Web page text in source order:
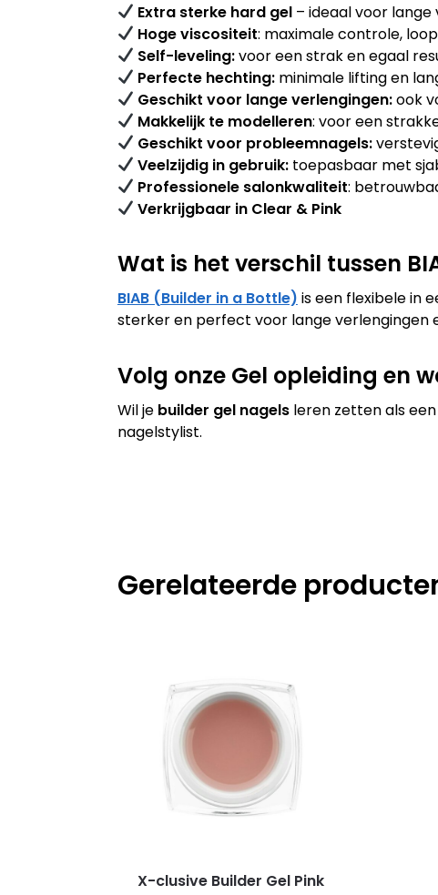
Extra sterke hard gel – ideaal voor
Hoge viscositeit: maximale controle,
Self-leveling:voor een strak en egaal
Perfecte hechting: minimale lifting en
Geschikt voor lange verlengingen:ook
Makkelijk te modelleren: voor een
Geschikt voor probleemnagels:
Veelzijdig in gebruik: toepasbaar met
Professionele salonkwaliteit:
Verkrijgbaar in Clear & Pink
Wat is het verschil tussen
BIAB (Builder in a Bottle) is een flexibele in
sterker en perfect voor lange verlengingen
Volg onze Gel opleiding en
Wil je builder gel nagels leren zetten als
nagelstylist.
Gerelateerde
X-clusive Builder Gel Pink